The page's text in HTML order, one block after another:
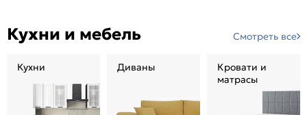
Кухни и мебель Смотреть все
Кухни Диваны
Кровати и
матрасы